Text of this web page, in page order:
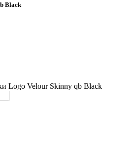
Black
Logo Velour Skinny qb Black